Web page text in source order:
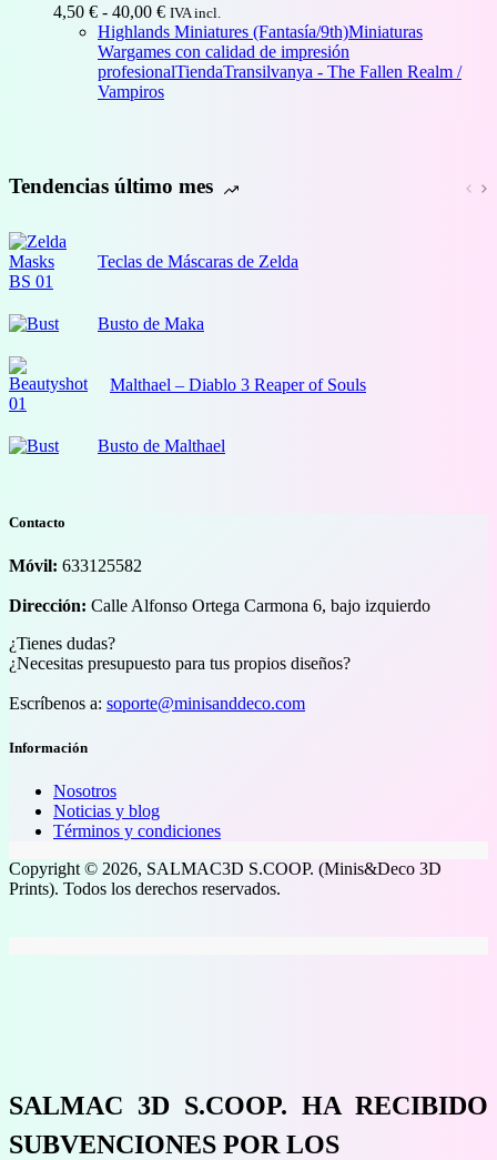
4,50 € - 40,00 €Rango
de
precios:
desde
IVA incl.
Highlands Miniatures (Fantasía/9th)Miniaturas
Wargames con calidad de impresión
profesionalTiendaTransilvanya - The Fallen Realm /
Vampiros
Tendencias último mes
Teclas de Máscaras de Zelda
Busto de Maka
Malthael – Diablo 3 Reaper of Souls
Busto de Malthael
Contacto
Móvil: 633125582
Dirección: Calle Alfonso Ortega Carmona 6, bajo izquierdo
¿Tienes dudas?
¿Necesitas presupuesto para tus propios diseños?
Escríbenos a: soporte@minisanddeco.com
Información
Nosotros
Noticias y blog
Términos y condiciones
Copyright © 2026, SALMAC3D S.COOP. (Minis&Deco 3D
Prints). Todos los derechos reservados.
SALMAC 3D S.COOP. HA RECIBIDO
SUBVENCIONES POR LOS